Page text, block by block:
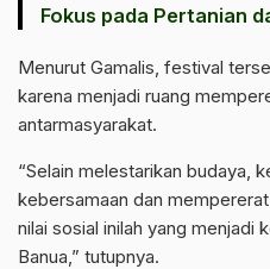
Fokus pada Pertanian
Menurut Gamalis, festival
karena menjadi ruang
antarmasyarakat.
“Selain melestarikan budaya,
kebersamaan dan
nilai sosial inilah yang menjadi
Banua,” tutupnya.